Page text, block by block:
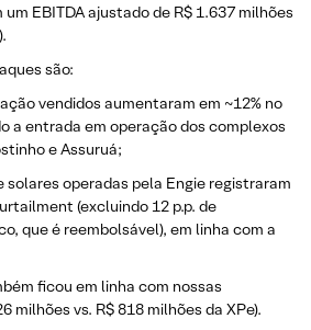
EBITDA ajustado de R$ 1.637 milhões
são:
vendidos aumentaram em ~12% no
a entrada em operação dos complexos
e Assuruá;
solares operadas pela Engie registraram
(excluindo 12 p.p. de
que é reembolsável), em linha com a
ficou em linha com nossas
milhões vs. R$ 818 milhões da XPe).